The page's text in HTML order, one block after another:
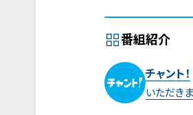
番組紹介
チャント！
いただき